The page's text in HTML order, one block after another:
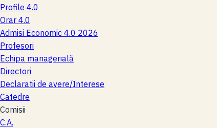
Profile 4.0
Orar 4.0
Admisi Economic 4.0 2026
Profesori
Echipa managerială
Directori
Declaratii de avere/Interese
Catedre
Comisii
C.A.